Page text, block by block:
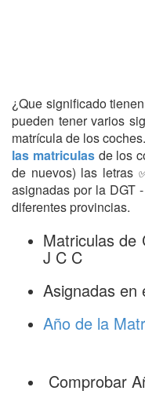
¿Que significado
pueden tener varios
matrícula de los
las matriculas de los
de nuevos) las letras
asignadas por la DGT
diferentes provincias.
Matriculas de
J C C
Asignadas en
Año de la
Comprobar